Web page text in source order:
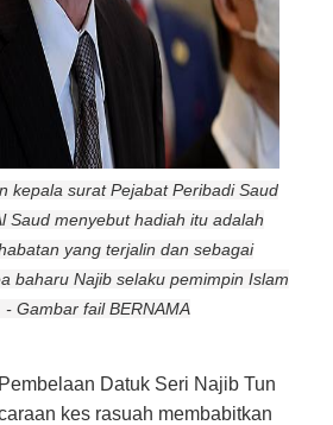
kepala surat Pejabat Peribadi Saud
Saud menyebut hadiah itu adalah
yang terjalin dan sebagai
baharu Najib selaku pemimpin Islam
- Gambar fail BERNAMA
Pembelaan Datuk Seri Najib Tun
kes rasuah membabitkan